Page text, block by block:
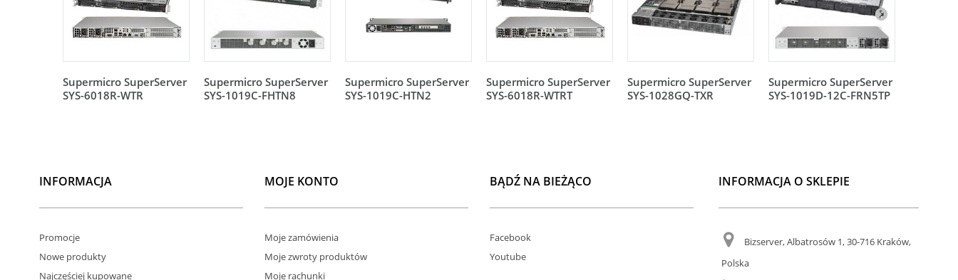
Supermicro SuperServer
SYS-6018R-WTR
Supermicro SuperServer
SYS-1019C-FHTN8
Supermicro SuperServer
SYS-1019C-HTN2
Supermicro SuperServer
SYS-6018R-WTRT
Supermicro SuperServer
SYS-1028GQ-TXR
Supermicro SuperServer
SYS-1019D-12C-FRN5TP
INFORMACJA
Promocje
Nowe produkty
Najczęściej kupowane
MOJE KONTO
Moje zamówienia
Moje zwroty produktów
Moje rachunki
BĄDŹ NA BIEŻĄCO
Facebook
Youtube
INFORMACJA O SKLEPIE
Bizserver, Albatrosów 1, 30-716 Kraków,
Polska